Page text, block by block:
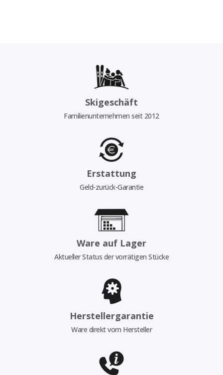
Skigeschäft
Familienunternehmen seit 2012
Erstattung
Geld-zurück-Garantie
Ware auf Lager
Aktueller Status der vorrätigen Stücke
Herstellergarantie
Ware direkt vom Hersteller